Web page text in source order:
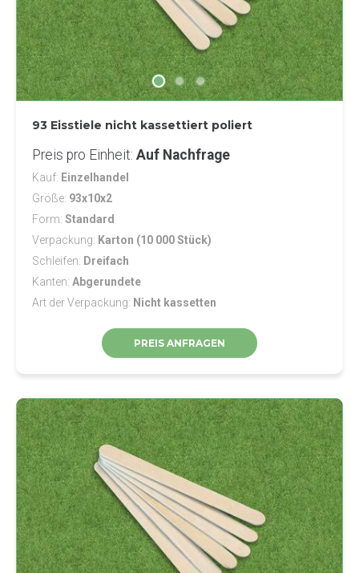
93 Eisstiele nicht kassettiert poliert
Preis pro Einheit Auf Nachfrage
Kauf Einzelhandel
Größe 93x10x2
Form Standard
Verpackung
Karton (10 000 Stück)
Schleifen
Dreifach
Kanten Abgerundete
Art der Verpackung
Nicht kassetten
PREIS ANFRAGEN